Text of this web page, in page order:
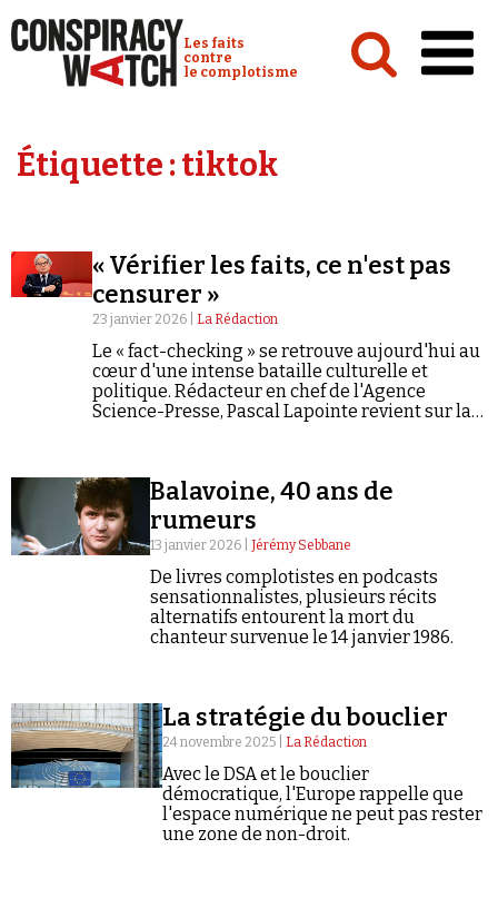
Conspiracy Watch :
Les faits
contre
le complotisme
Analyses
Vidéos
Émissions
Revues de presse
Newsletter
Demander à Vera
Étiquette :tiktok
« Vérifier les faits, ce n'est pas
censurer »
23 janvier 2026 | La Rédaction
Le « fact-checking » se retrouve aujourd'hui au
cœur d'une intense bataille culturelle et
politique. Rédacteur en chef de l'Agence
Science-Presse, Pascal Lapointe revient sur la
Balavoine, 40 ans de
rumeurs
13 janvier 2026 |Jérémy Sebbane
De livres complotistes en podcasts
sensationnalistes, plusieurs récits
alternatifs entourent la mort du
chanteur survenue le 14 janvier 1986.
La stratégie du bouclier
24 novembre 2025 | La Rédaction
Avec le DSA et le bouclier
démocratique, l'Europe rappelle que
l'espace numérique ne peut pas rester
une zone de non-droit.